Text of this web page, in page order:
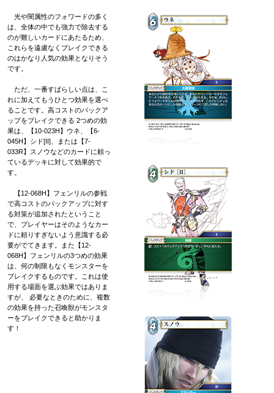
光や闇属性のフォワードの多く
は、全体の中でも強力で除去する
のが難しいカードにあたるため、
これらを遠慮なくブレイクできる
のはかなり人気の効果となりそう
です。
ただ、一番すばらしい点は、こ
れに加えてもうひとつ効果を選べ
ることです。高コストのバックア
ップをブレイクできる 2つめの効
果は、【10-023H】ウネ、【6-
045H】シド[II]、または【7-
033R】スノウなどのカードに頼っ
ているデッキに対して効果的で
す。
【12-068H】フェンリルの参戦
で高コストのバックアップに対す
る対策が追加されたということ
で、プレイヤーはそのようなカー
ドに頼りすぎないよう意識する必
要がでてきます。また【12-
068H】フェンリルの3つめの効果
は、何の制限もなくモンスターを
ブレイクするものです。これは使
用する場面を選ぶ効果ではありま
すが、 必要なときのために、複数
の効果を持った召喚獣がモンスタ
ーをブレイクできると助かりま
す！